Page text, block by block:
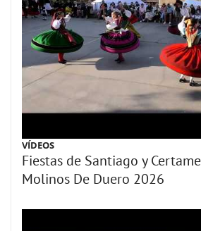
VÍDEOS
Fiestas de Santiago y
Molinos De Duero 2026